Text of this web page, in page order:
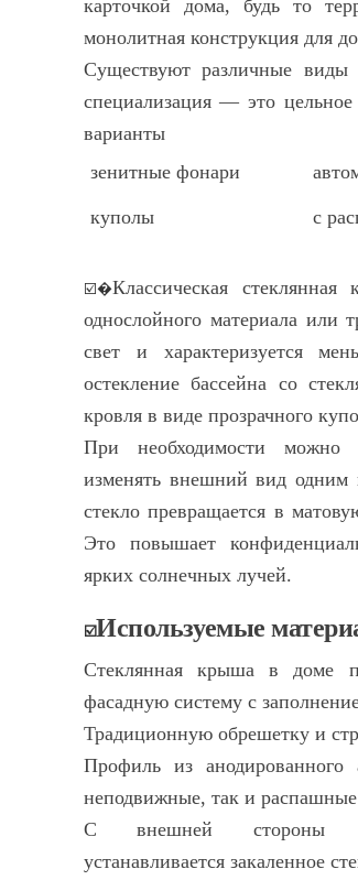
карточкой дома, будь то
монолитная конструкция для
Существуют различные
специализация — это
варианты
зенитные фонари
куполы с
☑️�Классическая
однослойного материала или
свет и характеризуется
остекление бассейна со
кровля в виде прозрачного
При необходимости можно
изменять внешний вид одним
стекло превращается в
Это повышает
ярких солнечных лучей.
☑️Используемые
Стеклянная крыша в доме
фасадную систему с
Традиционную обрешетку и
Профиль из анодированного
неподвижные, так и
С внешней стороны
устанавливается закаленное